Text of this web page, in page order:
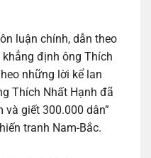
luận chính, dẫn theo
định ông Thích
những lời kể lan
Thích Nhất Hạnh đã
và giết 300.000 dân”
tranh Nam-Bắc.